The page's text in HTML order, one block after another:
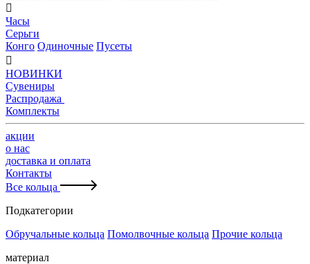

Часы
Серьги
Конго Одиночные Пусеты

НОВИНКИ
Сувениры
Распродажа
Комплекты
акции
о нас
доставка и оплата
Контакты
Все кольца
Подкатегории
Обручальные кольца Помолвочные кольца Прочие кольца
материал